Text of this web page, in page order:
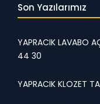
Son Yazılarımız
YAPRACIK LAVABO
44 30
YAPRACIK KLOZET